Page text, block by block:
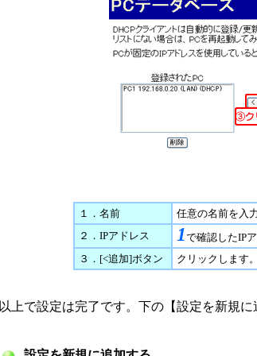
１．名前
任意の名前を入
２．IPアドレス
1で確認したIP
３．[<追加]ボタン
クリックします。
以上で設定は完了です。下の【設定を新規に